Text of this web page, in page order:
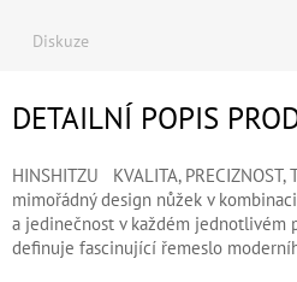
Diskuze
DETAILNÍ POPIS
HINSHITZU KVALITA, PRECIZNOST,
mimořádný design nůžek v
a jedinečnost v každém jednotlivém
definuje fascinující řemeslo